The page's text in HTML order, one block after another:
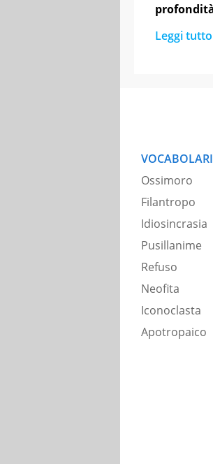
Leggi
Ossimoro
Filantropo
Idiosincrasia
Pusillanime
Refuso
Neofita
Iconoclasta
Apotropaico